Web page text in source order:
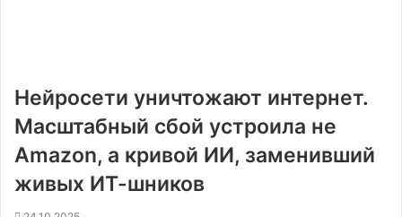
Нейросети уничтожают интернет.
Масштабный сбой устроила не
Amazon, а кривой ИИ, заменивший
живых ИТ-шников